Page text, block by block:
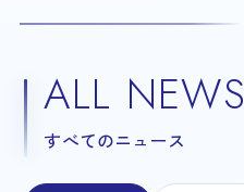
ALL NEWS
すべてのニュース